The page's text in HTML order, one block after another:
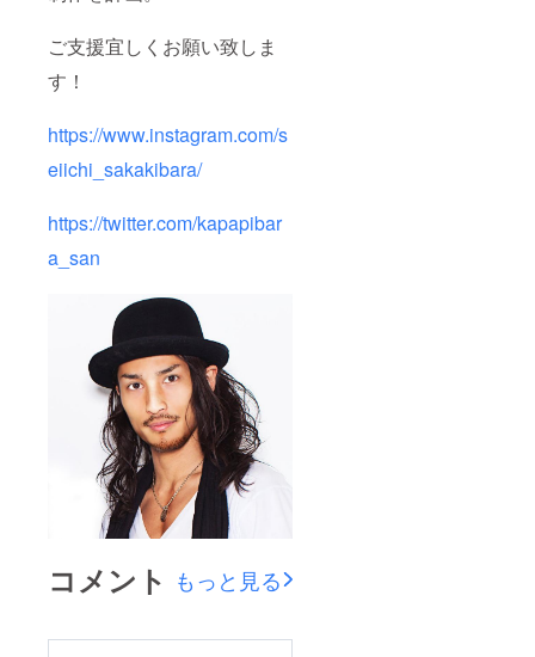
ご支援宜しくお願い致しま
す！
https://www.instagram.com/s
eiichi_sakakibara/
https://twitter.com/kapapibar
a_san
コメント もっと見る